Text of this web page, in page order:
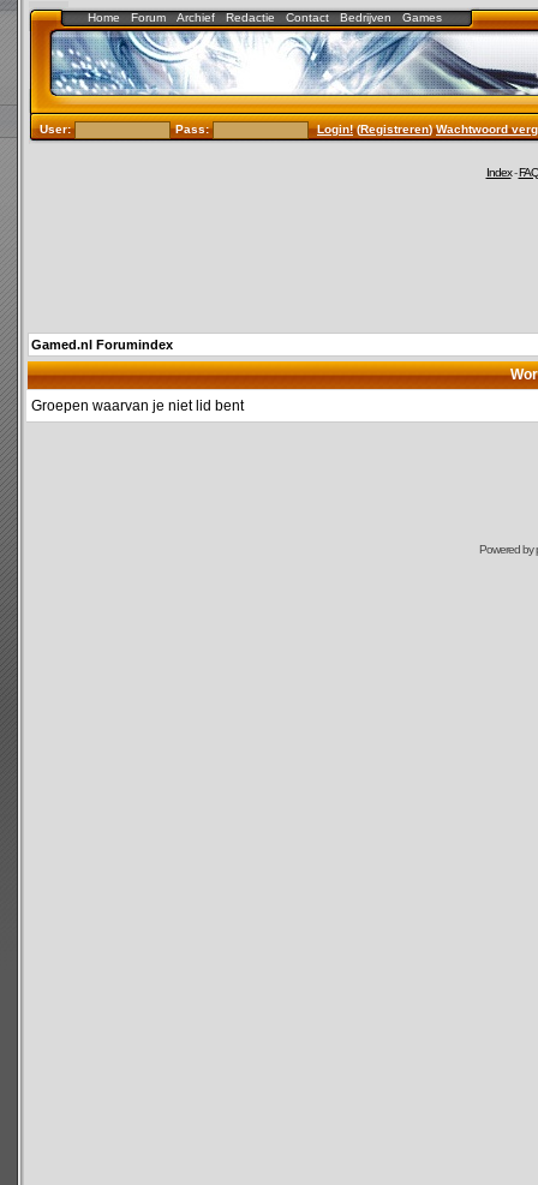
Home Forum Archief Redactie Contact Bedrijven Games
User: Pass: Login!(Registreren)Wachtwoord
Index-FAQ
Gamed.nl Forumindex
Groepen waarvan je niet lid bent
Powered by